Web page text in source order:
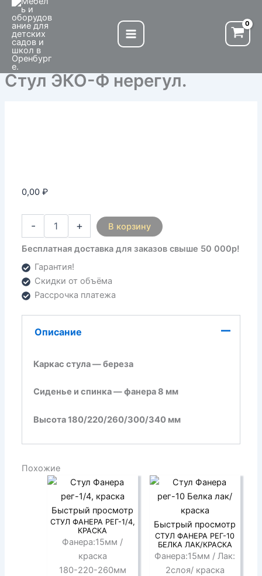
Перейти
содержимому
Cтул ЭКО-Ф нерегул.
0,00₽
-
Количество
товара
Cтул
ЭКО-
Ф
нерегул.
+ В корзину
Бесплатная доставка для заказов свыше 50 000р!
Гарантия!
Скидки от объёма
Рассрочка платежа
Описание
Каркас стула — береза
Сиденье и спинка — фанера 8 мм
Высота 180/220/260/300/340 мм
Похожие
Быстрый просмотр
СТУЛ ФАНЕРА РЕГ-1/4,
КРАСКА
Фанера:15мм /
краска
180-220-260мм
Быстрый просмотр
СТУЛ ФАНЕРА РЕГ-10
БЕЛКА ЛАК/КРАСКА
Фанера:15мм / Лак:
2слоя/ краска